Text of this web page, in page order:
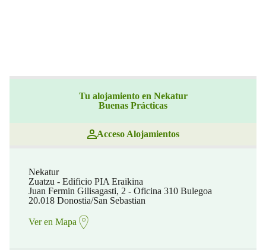
Tu alojamiento en Nekatur
Buenas Prácticas
Acceso Alojamientos
Nekatur
Zuatzu - Edificio PIA Eraikina
Juan Fermin Gilisagasti, 2 - Oficina 310 Bulegoa
20.018 Donostia/San Sebastian
Ver en Mapa